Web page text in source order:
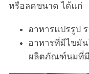
หรือลดขนาด ได้แก่
อาหารแปรรูป
อาหารที่มีไขมัน
ผลิตภัณฑ์นมที่มี